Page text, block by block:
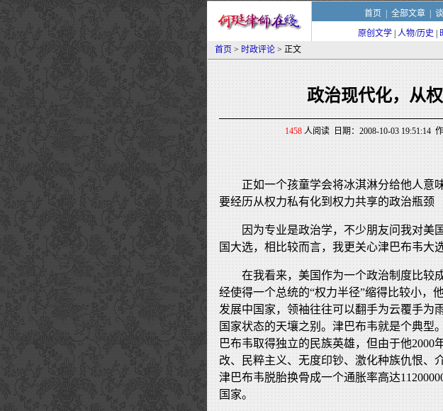
首页 全部文章|
原创文学 人物/历史
首页 > 时政评论> 正文
政治现代化，从
1458人阅读 日期：2008-10-03 19:51:14
正如一个孩童学会将冰淇淋分给他人意
要经历从权力私有化到权力共享的政治瓶颈
因为专业是政治学，不少朋友问我对美
国大选，相比较而言，我更关心津巴布韦大
在我看来，美国作为一个政治制度比较
经使得一个总统的“权力半径”缩得比较小，
发展中国家，领袖往往可以翻手为云覆手为
国家状态的天壤之别。津巴布韦就是个典型
巴布韦取得独立的民族英雄，但由于他
改、民粹主义、无度印钞、激化种族仇恨
津巴布韦脱胎换骨成一个通胀率高达
国家。